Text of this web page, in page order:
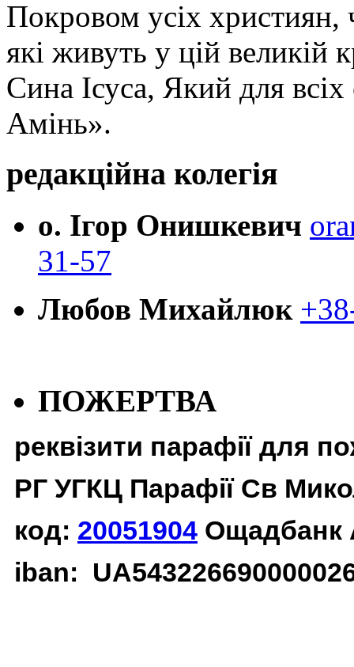
Покровом усіх християн,
які живуть у цій великій
Сина Ісуса, Який для
Амінь».
редакційна колегія
о. Ігор Онишкевич
31-57
Любов Михайлюк
ПОЖЕРТВА
реквізити парафії для
РГ УГКЦ Парафії Св
код: 20051904 Ощадбанк
iban: